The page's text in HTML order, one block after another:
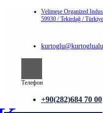
Velimeşe Organized
59930 / Tekirdağ / Türkiye
Телефон
+90(282)684 70 00